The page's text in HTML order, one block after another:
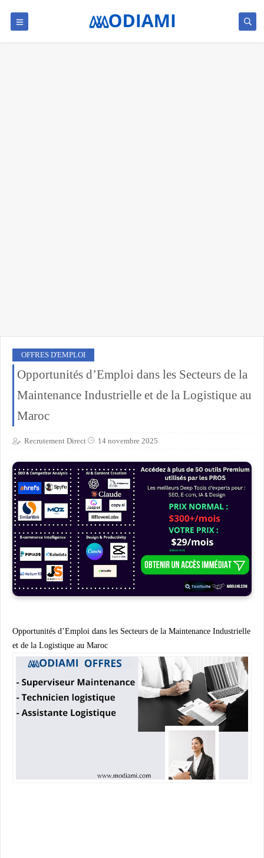
OFFRES D'EMPLOI
Opportunités d’Emploi dans les Secteurs de la
Maintenance Industrielle et de la Logistique au
Maroc
Recrutement Direct 14 novembre 2025
Opportunités d’Emploi dans les Secteurs de la Maintenance Industrielle
et de la Logistique au Maroc